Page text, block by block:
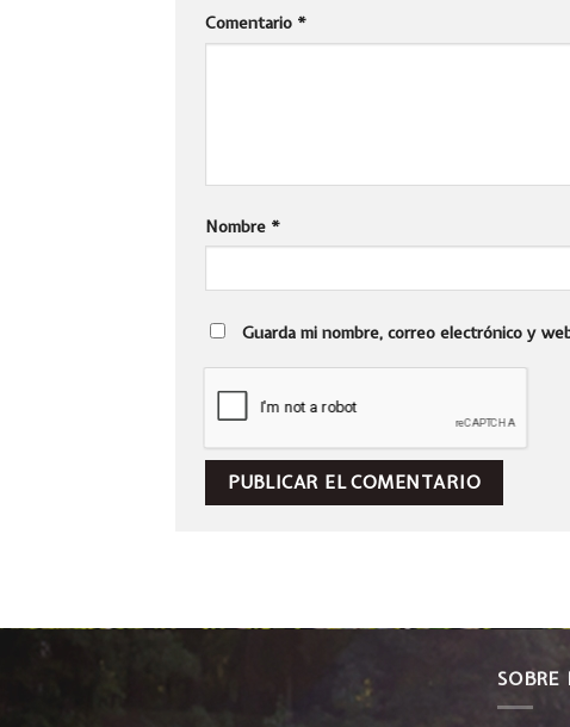
Comentario *
Nombre *
Guarda mi nombre, correo electrónico y
SOBRE